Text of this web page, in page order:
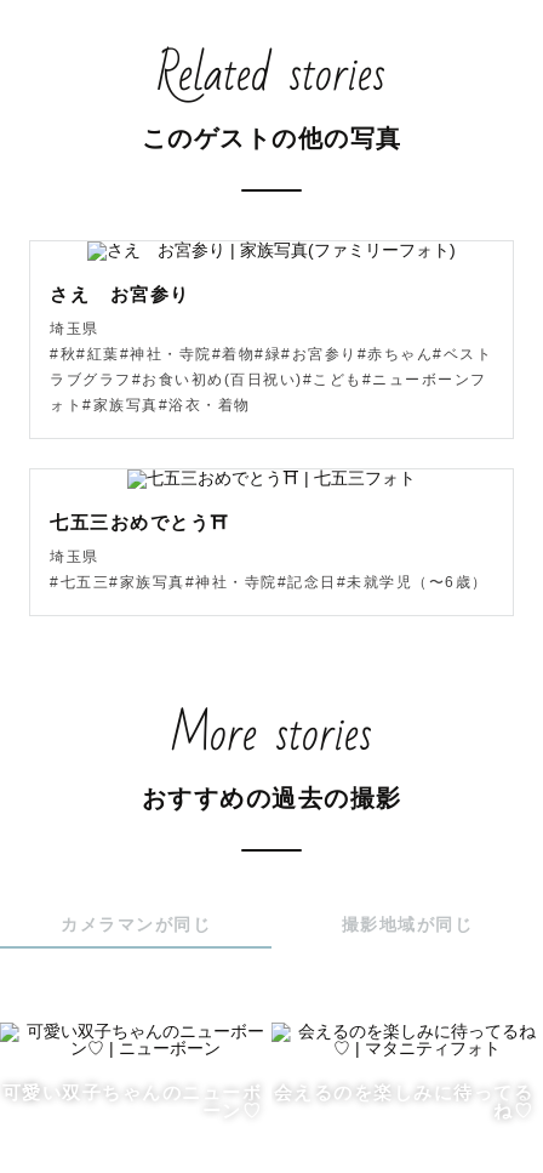
🎄社内上位２０％ランクカメラマン
ラブグラフカメラマンのharuと申します✩︎⡱
🌸想い
私は家族写真が大好きです♡
そこにいるのは、自分にたくさん愛情を注いでくれて１番
の味方でいてくれる家族👪
小さな頃の自分がどれだけ愛されて育ってきたか、ひとつ
の写真を見返せばすぐ家族の愛が伝わってくる。
そのような幸せを形に残したくて、たくさんの人に愛され
ゲストさまの雰囲気に合わせた撮影をさせていただいてお
・ゆったり穏やかな撮影
などお子さまの様子などで撮影にご希望ありましたらぜひ
お気軽にお伝えくださいね☺️
Related stories
このゲストの他の写真
さえ お宮参り
埼玉県
#秋#紅葉#神社・寺院#着物#緑#お宮参り#赤ちゃん#ベスト
ラブグラフ#お食い初め(百日祝い)#こども#ニューボーンフ
ォト#家族写真#浴衣・着物
七五三おめでとう⛩️
埼玉県
#七五三#家族写真#神社・寺院#記念日#未就学児（〜6歳）
More stories
おすすめの過去の撮影
カメラマンが同じ 撮影地域が同じ
可愛い双子ちゃんのニューボ
ーン♡
会えるのを楽しみに待ってる
ね♡